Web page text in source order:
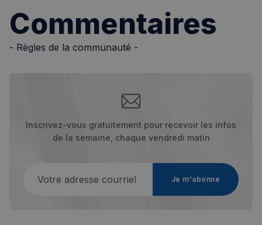
Commentaires
- Règles de la communauté -
Inscrivez-vous gratuitement pour recevoir les infos
de la semaine, chaque vendredi matin
Je m'abonne